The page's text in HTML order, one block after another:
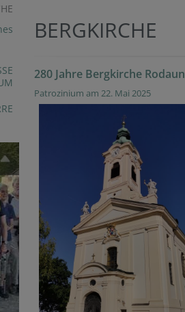
BERGKIRCHE
280 Jahre Bergkirche Rodaun
Patrozinium am 22. Mai 2025